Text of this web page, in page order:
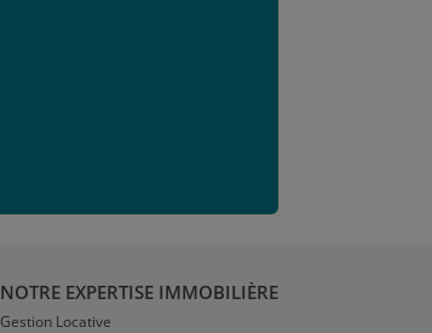
NOTRE EXPERTISE IMMOBILIÈRE
Gestion Locative